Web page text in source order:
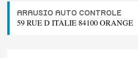
ARAUSIO AUTO CONTROLE
59 RUE D ITALIE 84100 ORANGE